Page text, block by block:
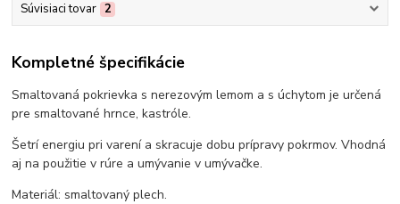
Súvisiaci tovar 2
Kompletné špecifikácie
Smaltovaná pokrievka s nerezovým lemom a s úchytom je určená
pre smaltované hrnce, kastróle.
Šetrí energiu pri varení a skracuje dobu prípravy pokrmov. Vhodná
aj na použitie v rúre a umývanie v umývačke.
Materiál: smaltovaný plech.